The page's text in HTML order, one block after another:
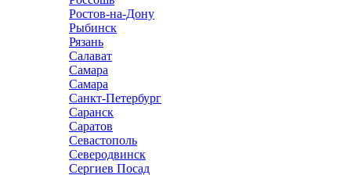
Ростов-на-Дону
Рыбинск
Рязань
Салават
Самара
Самара
Санкт-Петербург
Саранск
Саратов
Севастополь
Северодвинск
Сергиев Посад